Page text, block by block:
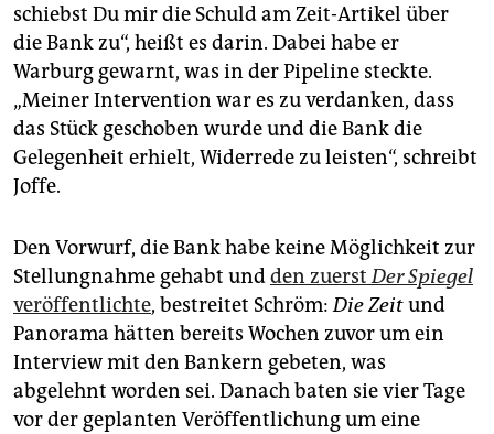
schiebst Du mir die Schuld am Zeit-Artikel über
die Bank zu“, heißt es darin. Dabei habe er
Warburg gewarnt, was in der Pipeline steckte.
„Meiner Intervention war es zu verdanken, dass
das Stück geschoben wurde und die Bank die
Gelegenheit erhielt, Widerrede zu leisten“, schreibt
Joffe.
Den Vorwurf, die Bank habe keine Möglichkeit zur
Stellungnahme gehabt undden zuerstDer Spiegel
veröffentlichte, bestreitet Schröm:Die Zeitund
Panorama hätten bereits Wochen zuvor um ein
Interview mit den Bankern gebeten, was
abgelehnt worden sei. Danach baten sie vier Tage
vor der geplanten Veröffentlichung um eine